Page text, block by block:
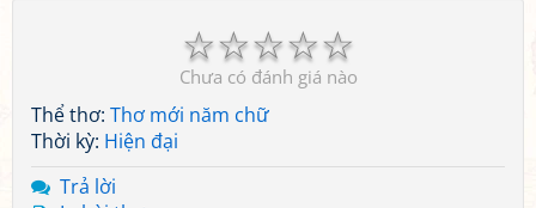
☆
☆
☆
☆
☆
Chưa có đánh giá nào
Thể thơ: Thơ mới năm chữ
Thời kỳ: Hiện đại
Trả lời